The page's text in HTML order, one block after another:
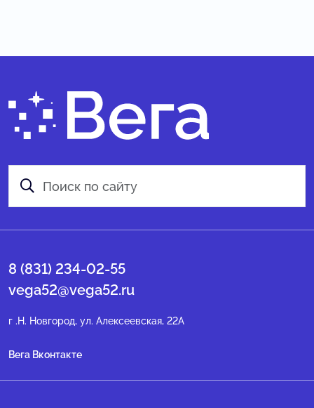
8 (831) 234-02-55
vega52@vega52.ru
г .Н. Новгород, ул. Алексеевская, 22А
Вега Вконтакте